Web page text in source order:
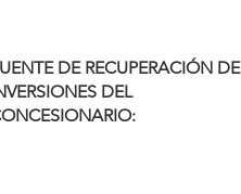
DE RECUPERACIÓN DE
DEL